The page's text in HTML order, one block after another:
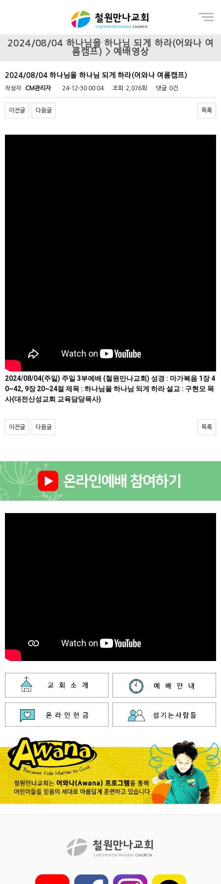
2024/08/04 하나님을 하나님 되게 하라(어와나 여
름캠프) > 예배영상
2024/08/04 하나님을 하나님 되게 하라(어와나 여름캠프)
작성자 CM관리자 24-12-30 00:04 조회 2,076회 댓글 0건
이전글 다음글 목록
2024/08/04(주일) 주일 3부예배 (철원만나교회) 성경 : 마가복음 1장 4
0~42, 9장 20~24절 제목 : 하나님을 하나님 되게 하라 설교 : 구현모 목
사(대전산성교회 교육담당목사)
이전글 다음글 목록